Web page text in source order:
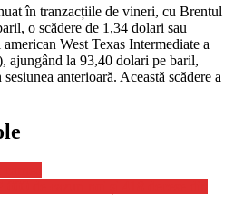
în tranzacțiile de vineri, cu Brentul
o scădere de 1,34 dolari sau
West Texas Intermediate a
ajungând la 93,40 dolari pe baril,
anterioară. Această scădere a